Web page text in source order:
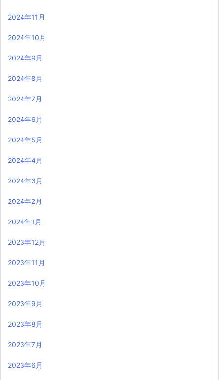
2024年11月
2024年10月
2024年9月
2024年8月
2024年7月
2024年6月
2024年5月
2024年4月
2024年3月
2024年2月
2024年1月
2023年12月
2023年11月
2023年10月
2023年9月
2023年8月
2023年7月
2023年6月